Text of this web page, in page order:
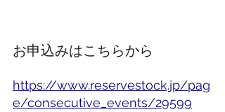
お申込みはこちらから
https://www.reservestock.jp/pag
e/consecutive_events/29599